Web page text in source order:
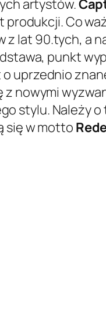
artystów.
produkcji. Co
z lat 90.tych, a
punkt
uprzednio
nowymi
stylu. Należy
się w motto